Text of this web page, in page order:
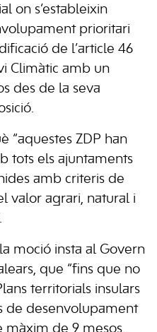
on s’estableixin
prioritari
de l’article 46
Climàtic amb un
des de la seva
“aquestes ZDP han
tots els ajuntaments
amb criteris de
valor agrari, natural i
moció insta al Govern
que “fins que no
territorials insulars
de desenvolupament
màxim de 9 mesos,